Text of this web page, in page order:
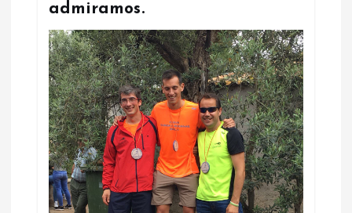
admiramos.